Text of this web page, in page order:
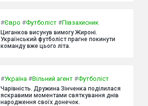
#Євро #Футболіст #Півзахисник
Циганков висунув вимогу Жироні.
Український футболіст прагне покинути
команду вже цього літа.
#Україна #Вільний агент #Футболіст
Чарівність. Дружина Зінченка поділилася
яскравими моментами святкування днів
народження своїх донечок.